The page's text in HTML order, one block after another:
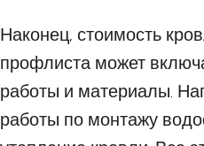
Наконец, стоимость
профлиста может
работы и материалы.
работы по монтажу